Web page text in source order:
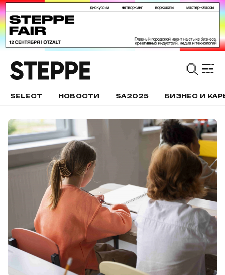
SELECT НОВОСТИ SA2025 БИЗНЕС И